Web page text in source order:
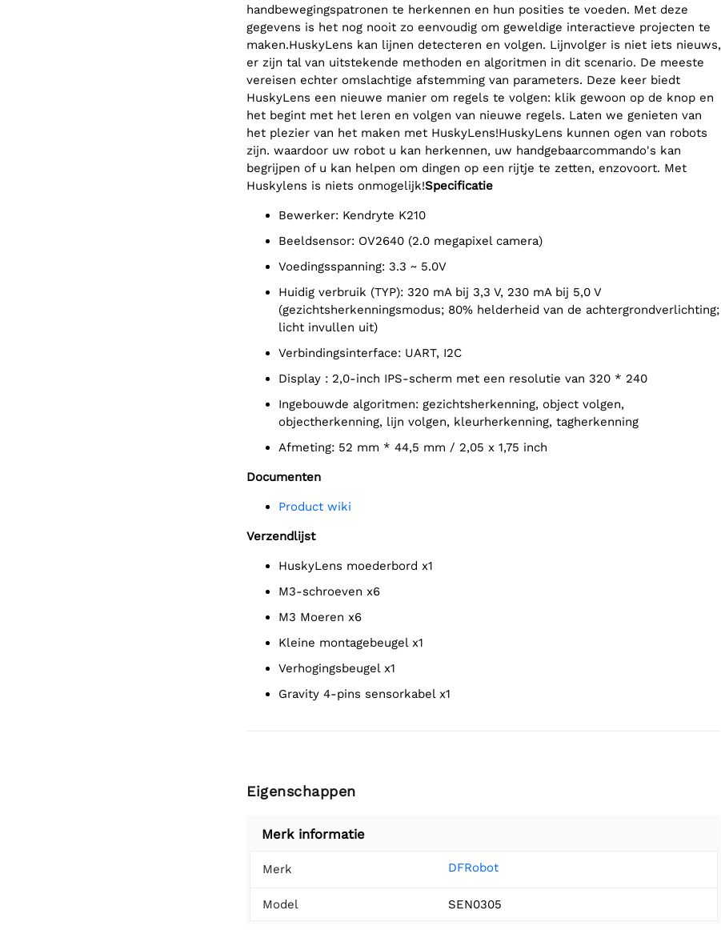
handbewegingspatronen te herkennen en hun posities te voeden. Met deze
gegevens is het nog nooit zo eenvoudig om geweldige interactieve projecten te
maken.HuskyLens kan lijnen detecteren en volgen. Lijnvolger is niet iets nieuws,
er zijn tal van uitstekende methoden en algoritmen in dit scenario. De meeste
vereisen echter omslachtige afstemming van parameters. Deze keer biedt
HuskyLens een nieuwe manier om regels te volgen: klik gewoon op de knop en
het begint met het leren en volgen van nieuwe regels. Laten we genieten van
het plezier van het maken met HuskyLens!HuskyLens kunnen ogen van robots
zijn. waardoor uw robot u kan herkennen, uw handgebaarcommando's kan
begrijpen of u kan helpen om dingen op een rijtje te zetten, enzovoort. Met
Huskylens is niets onmogelijk!Specificatie
Bewerker: Kendryte K210
Beeldsensor: OV2640 (2.0 megapixel camera)
Voedingsspanning: 3.3 ~ 5.0V
Huidig verbruik (TYP): 320 mA bij 3,3 V, 230 mA bij 5,0 V
(gezichtsherkenningsmodus; 80% helderheid van de achtergrondverlichting;
licht invullen uit)
Verbindingsinterface: UART, I2C
display : 2,0-inch IPS-scherm met een resolutie van 320 * 240
Ingebouwde algoritmen: gezichtsherkenning, object volgen,
objectherkenning, lijn volgen, kleurherkenning, tagherkenning
Afmeting: 52 mm * 44,5 mm / 2,05 x 1,75 inch
Documenten
Product wiki
Verzendlijst
HuskyLens moederbord x1
M3-schroeven x6
M3 Moeren x6
Kleine montagebeugel x1
Verhogingsbeugel x1
Gravity 4-pins sensorkabel x1
Eigenschappen
Merk informatie
Merk DFRobot
Model SEN0305